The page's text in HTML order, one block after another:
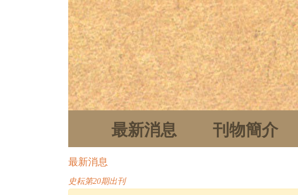
最新消息 刊物簡介
最新消息
史耘第20期出刊